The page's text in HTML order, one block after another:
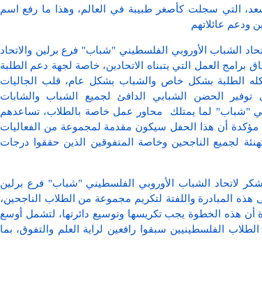
التي سجلت كأصغر طبيبة في العالم، وهذا ما رفع اسم
ودعم عائلاتهم
الشباب الأوروبي الفلسطيني "شباب" فرع برلين والاتحاد
برامج العمل التي يتبناه الاتحادين، خاصة لجهة دعم الطلبة
الطلبة بشكل خاص والشباب بشكل عام، قلب الجاليات
توفير الحضن الشبابي الدافئ لجميع الشباب والشابات
"شباب" لما يمتلك محاور عمل خاصة بالطلاب، تساعدهم
مؤكدة أن هذا الحفل سيكون مقدمة لمجموعة من الفعاليات
لجميع الناجحين وخاصة المتفوقين الذين حققوا درجات
لاتحاد الشباب الأوروبي الفلسطيني "شباب" فرع برلين
هذه المبادرة واللفتة لتكريم مجموعة من الطلاب الناجحين،
أن هذه الخطوة يجب تكريسها وتوسيع دائرتها، لتشمل أوسع
الفلسطينيين سبقوا رافعين لراية العلم والتفوق، بما